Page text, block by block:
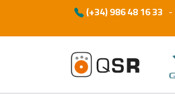
(+34) 986 48 16 33 -